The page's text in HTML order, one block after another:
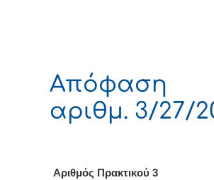
Απόφαση
αριθμ. 3/27/
Αριθμός Πρακτικού 3